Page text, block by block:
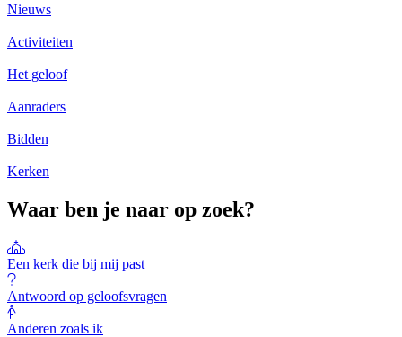
Nieuws
Activiteiten
Het geloof
Aanraders
Bidden
Kerken
Waar ben je naar op zoek?
Een kerk die bij mij past
Antwoord op geloofsvragen
Anderen zoals ik